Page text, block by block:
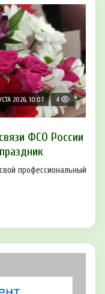
2026, 10:07 4
ФСО России
профессиональный